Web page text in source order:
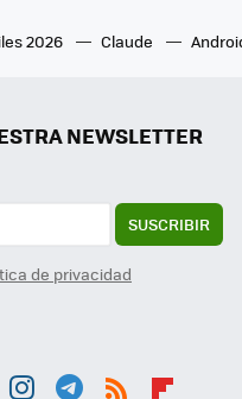
2026 Claude
NEWSLETTER
SUSCRIBIR
de privacidad